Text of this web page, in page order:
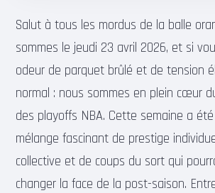
Salut à tous les mordus de la balle
sommes le jeudi 23 avril 2026, et si
odeur de parquet brûlé et de tension
normal : nous sommes en plein cœur
des playoffs NBA. Cette semaine a
mélange fascinant de prestige
collective et de coups du sort qui
changer la face de la post-saison.